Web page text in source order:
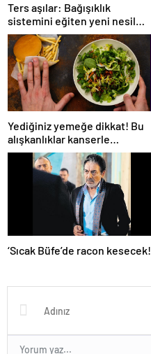
Ters aşılar: Bağışıklık
sistemini eğiten yeni nesil
tedavi
Yediğiniz yemeğe dikkat! Bu
alışkanlıklar kanserle
bağlantılı
‘Sıcak Büfe’de racon kesecek!